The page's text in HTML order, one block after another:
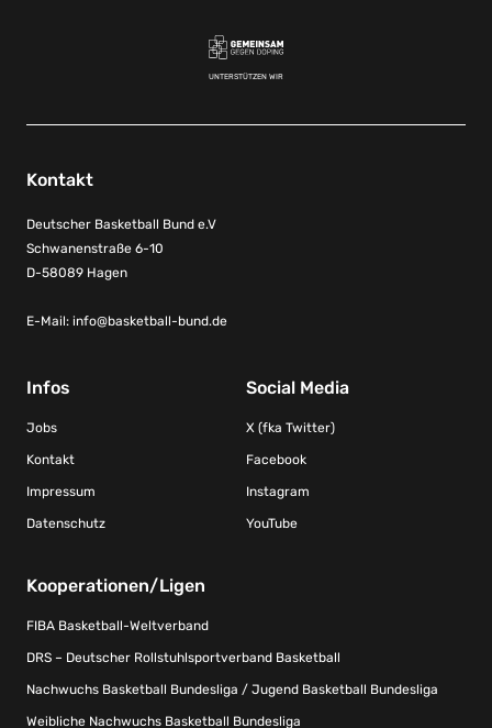
UNTERSTÜTZEN WIR
Kontakt
Deutscher Basketball Bund e.V
Schwanenstraße 6-10
D-58089 Hagen
E-Mail: info@basketball-bund.de
Infos
Jobs
Kontakt
Impressum
Datenschutz
Social Media
X (fka Twitter)
Facebook
Instagram
YouTube
Kooperationen/Ligen
FIBA Basketball-Weltverband
DRS – Deutscher Rollstuhlsportverband Basketball
Nachwuchs Basketball Bundesliga / Jugend Basketball Bundesliga
Weibliche Nachwuchs Basketball Bundesliga